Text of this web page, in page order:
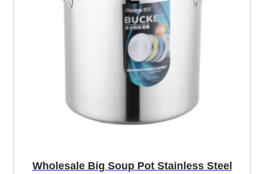
Wholesale Big Soup Pot Stainless Steel